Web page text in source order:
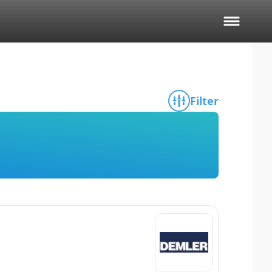
Filter